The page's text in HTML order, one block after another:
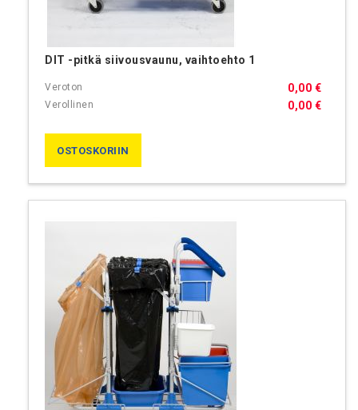
DIT -pitkä siivousvaunu, vaihtoehto 1
0,00 €
0,00 €
OSTOSKORIIN